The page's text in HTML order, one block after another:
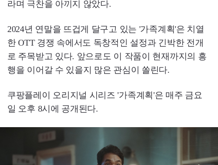
라며 극찬을 아끼지 않았다.
2024년 연말을 뜨겁게 달구고 있는 '가족계획'은 치열
한 OTT 경쟁 속에서도 독창적인 설정과 긴박한 전개
로 주목받고 있다. 앞으로도 이 작품이 현재까지의 흥
행을 이어갈 수 있을지 많은 관심이 쏠린다.
쿠팡플레이 오리지널 시리즈 '가족계획'은 매주 금요
일 오후 8시에 공개된다.